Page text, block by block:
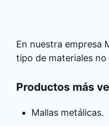
En nuestra empresa
tipo de materiales
Productos más
Mallas metálicas.